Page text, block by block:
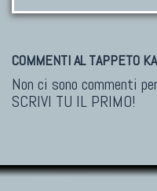
COMMENTI AL TAPPETO
Non ci sono commenti
SCRIVI TU IL PRIMO!